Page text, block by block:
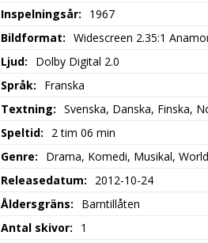
Inspelningsår
1967
Bildformat
Widescreen 2.35:1
Ljud
Dolby Digital 2.0
Språk
Franska
Textning
Svenska, Danska, Finska,
Speltid
2 tim 06 min
Genre
Drama, Komedi, Musikal,
Releasedatum
2012-10-24
Åldersgräns
Barntillåten
Antal skivor
1